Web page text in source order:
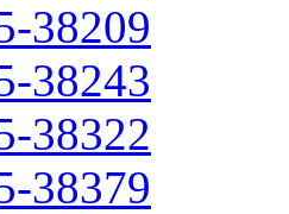
38209
38243
38322
38379